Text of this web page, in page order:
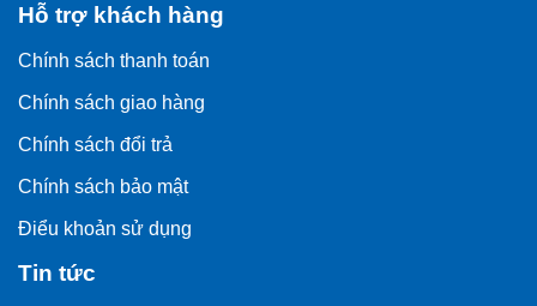
Hỗ trợ khách hàng
Chính sách thanh toán
Chính sách giao hàng
Chính sách đổi trả
Chính sách bảo mật
Điểu khoản sử dụng
Tin tức